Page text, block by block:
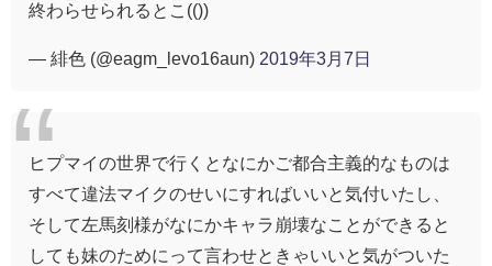
終わらせられるとこ(())
— 緋色 (@eagm_levo16aun) 2019年3月7日
ヒプマイの世界で行くとなにかご都合主義的なものは
すべて違法マイクのせいにすればいいと気付いたし、
そして左馬刻様がなにかキャラ崩壊なことができると
しても妹のためにって言わせときゃいいと気がついた